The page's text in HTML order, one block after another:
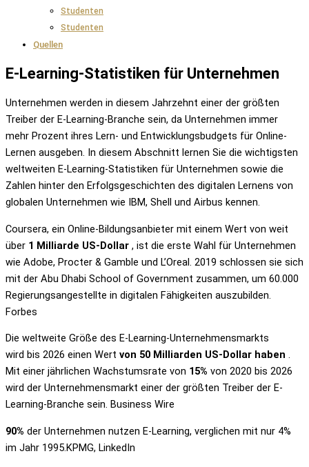
Studenten
Studenten
Quellen
E-Learning-Statistiken für Unternehmen
Unternehmen werden in diesem Jahrzehnt einer der größten
Treiber der E-Learning-Branche sein, da Unternehmen immer
mehr Prozent ihres Lern- und Entwicklungsbudgets für Online-
Lernen ausgeben. In diesem Abschnitt lernen Sie die wichtigsten
weltweiten E-Learning-Statistiken für Unternehmen sowie die
Zahlen hinter den Erfolgsgeschichten des digitalen Lernens von
globalen Unternehmen wie IBM, Shell und Airbus kennen.
Coursera, ein Online-Bildungsanbieter mit einem Wert von weit
über 1 Milliarde US-Dollar , ist die erste Wahl für Unternehmen
wie Adobe, Procter & Gamble und L’Oreal. 2019 schlossen sie sich
mit der Abu Dhabi School of Government zusammen, um 60.000
Regierungsangestellte in digitalen Fähigkeiten auszubilden.
Forbes
Die weltweite Größe des E-Learning-Unternehmensmarkts
wird bis 2026 einen Wert von 50 Milliarden US-Dollar haben .
Mit einer jährlichen Wachstumsrate von 15% von 2020 bis 2026
wird der Unternehmensmarkt einer der größten Treiber der E-
Learning-Branche sein. Business Wire
90% der Unternehmen nutzen E-Learning, verglichen mit nur 4%
im Jahr 1995.KPMG, LinkedIn